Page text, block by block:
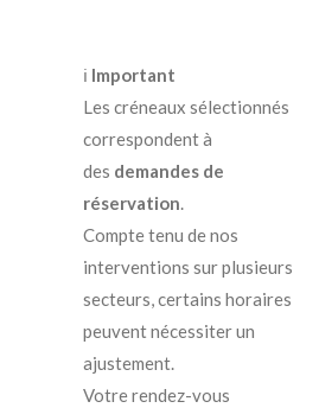
ℹ️ Important
Les créneaux sélectionnés
correspondent à
des demandes de
réservation.
Compte tenu de nos
interventions sur plusieurs
secteurs, certains horaires
peuvent nécessiter un
ajustement.
Votre rendez-vous